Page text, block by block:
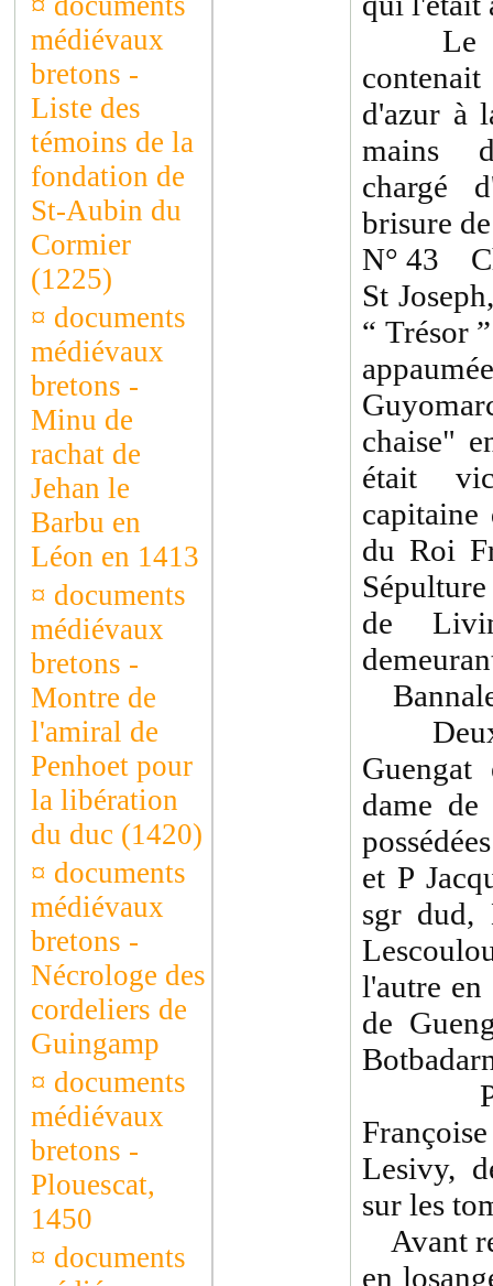
médiévaux
bretons -
Liste des
témoins de la
fondation de
St-Aubin du
Cormier
(1225)
¤ documents
médiévaux
bretons -
Minu de
rachat de
Jehan le
Barbu en
Léon en 1413
¤ documents
médiévaux
bretons -
Montre de
l'amiral de
Penhoet pour
la libération
du duc (1420)
¤ documents
médiévaux
bretons -
Nécrologe des
cordeliers de
Guingamp
¤ documents
médiévaux
bretons -
Plouescat,
1450
¤ documents
Le
d'azur à
mains
chargé
brisure
N° 43
St
“ Trésor
chaise"
était
du Roi
de
Deux
dame
et P
sgr dud,
l'autre
de
Lesivy,
sur les
Avant
en